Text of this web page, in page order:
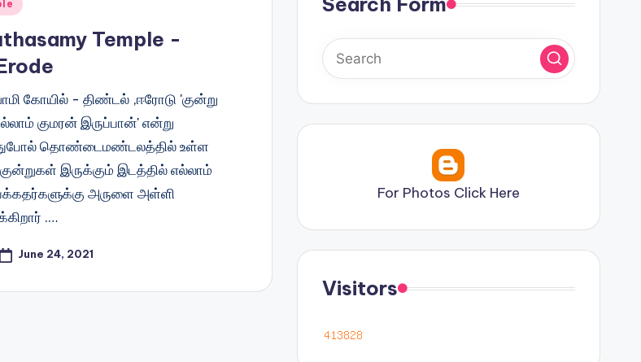
Temple -
கோயில் - திண்டல் ,ஈரோடு 'குன்று
குமரன் இருப்பான்' என்று
தொண்டைமண்டலத்தில் உள்ள
இருக்கும் இடத்தில் எல்லாம்
அருளை அள்ளி
.…
June 24, 2021
For Photos Click Here
Visitors